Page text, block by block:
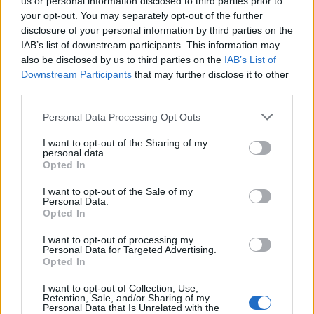
your opt-out. You may separately opt-out of the further
disclosure of your personal information by third parties on the
IAB’s list of downstream participants. This information may
also be disclosed by us to third parties on the IAB’s List of
Downstream Participants that may further disclose it to other
Personal Data Processing Opt Outs
I want to opt-out of the Sharing of my
personal data.
Opted In
I want to opt-out of the Sale of my
Personal Data.
Opted In
I want to opt-out of processing my
Personal Data for Targeted Advertising.
Opted In
I want to opt-out of Collection, Use,
Retention, Sale, and/or Sharing of my
Personal Data that Is Unrelated with the
Σιώμου για την Διεθνή Ημέρα Βουνού 2020
ΕΚΔΗΛΩΣΕΙΣ 11 Δεκεμβρίου, 2020
Με την ευκαιρία της Διεθνούς Ημέρας του Βουνού 2020,
ο Πρόεδρος του Συνδέσμου Δήμων για την Προστασία και